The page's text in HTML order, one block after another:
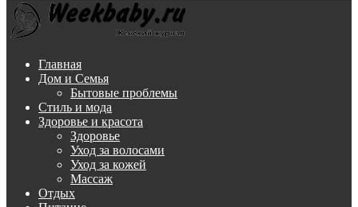
Главная
Дом и Семья
Бытовые проблемы
Стиль и мода
Здоровье и красота
Здоровье
Уход за волосами
Уход за кожей
Массаж
Отдых